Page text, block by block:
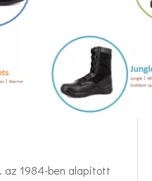
az 1984-ben alapított